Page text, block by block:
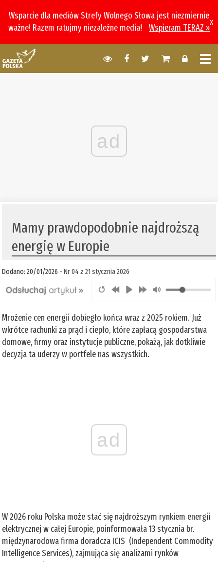
Wsparcie dla mediów Strefy Wolnego Słowa jest niezmiernie
ważne! Razem ratujmy niezależne media!
Wspieram TERAZ »
x
ad
Mamy prawdopodobnie najdroższą
energię w Europie
Dodano: 20/01/2026 -Nr 04 z 21 stycznia 2026
Mrożenie cen energii dobiegło końca wraz z 2025 rokiem. Już
wkrótce rachunki za prąd i ciepło, które zapłacą gospodarstwa
domowe, firmy oraz instytucje publiczne, pokażą, jak dotkliwie
decyzja ta uderzy w portfele nas wszystkich.
ad
W 2026 roku Polska może stać się najdroższym rynkiem energii
elektrycznej w całej Europie, poinformowała 13 stycznia br.
międzynarodowa firma doradcza ICIS (Independent Commodity
Intelligence Services), zajmująca się analizami rynków